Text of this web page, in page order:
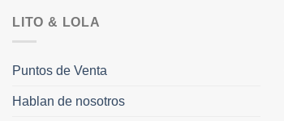
LITO & LOLA
Puntos de Venta
Hablan de nosotros